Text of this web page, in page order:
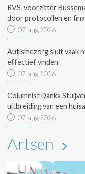
RVS-voorzitter
door protocollen en
07 aug 2026
Autismezorg sluit vaak
effectief vinden
07 aug 2026
Columnist Danka
uitbreiding van een
07 aug 2026
Artsen